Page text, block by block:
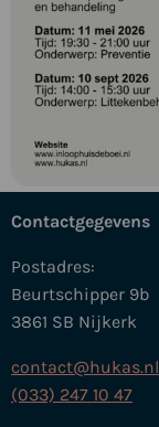
Contactgegevens
Postadres:
Beurtschipper 9b
3861 SB Nijkerk
contact@hukas.nl
(033) 247 10 47